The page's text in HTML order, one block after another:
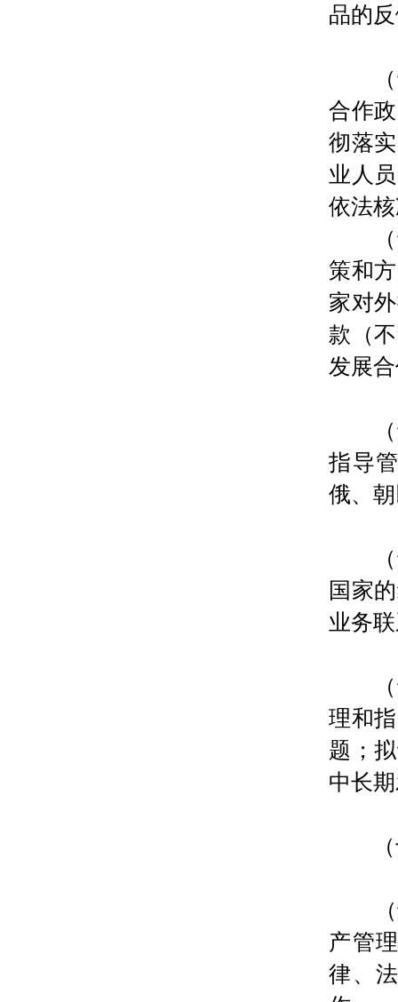
品的
（十
合作
彻落
业人
依法
（十
策和
家对
款（
发展
（十
指导
俄、
（十
国家
业务
（十
理和
题；
中长
（十
（十
产管
律、